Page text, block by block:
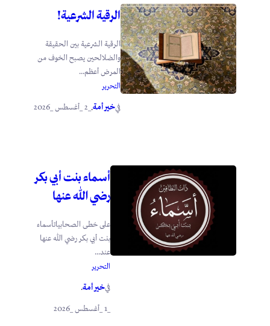
الرقية الشرعية!
الرقية الشرعية بين الحقيقة
والضلالحين يصبح الخوف من
المرض أعظم...
التحرير
فيخير أمة.
أسماء بنت أبي بكر
رضي الله عنها
على خطى الصحابياتأسماء
بنت أبي بكر رضي الله عنها
عند...
التحرير
فيخير أمة.
_1 _أغسطس _2026